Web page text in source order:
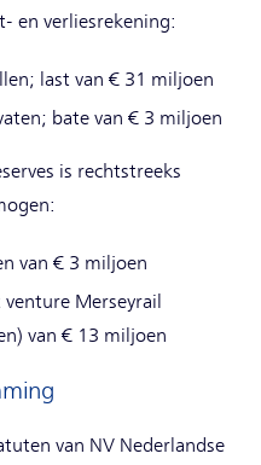
en verliesrekening:
last van € 31 miljoen
bate van € 3 miljoen
is rechtstreeks
van € 3 miljoen
Merseyrail
van € 13 miljoen
van NV Nederlandse